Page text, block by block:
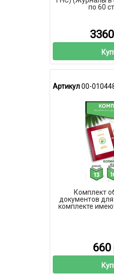
по 60
Артикул00-
Комплект
документов
комплекте
660